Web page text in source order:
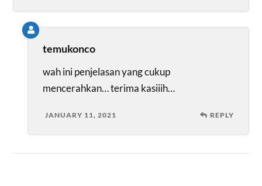
temukonco
wah ini penjelasan yang cukup
mencerahkan… terima kasiiih…
JANUARY 11, 2021 REPLY